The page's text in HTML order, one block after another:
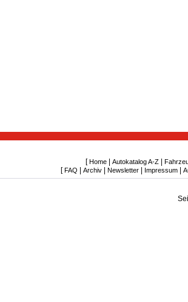
[ Home| Autokatalog A-Z|
[ FAQ Archiv Newsletter Impressum